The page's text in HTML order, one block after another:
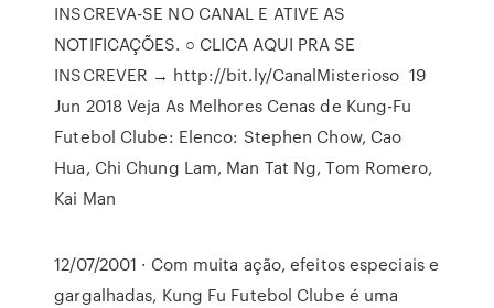
INSCREVA-SE NO CANAL E ATIVE AS
NOTIFICAÇÕES. ○ CLICA AQUI PRA SE
INSCREVER → http://bit.ly/CanalMisterioso 19
Jun 2018 Veja As Melhores Cenas de Kung-Fu
Futebol Clube: Elenco: Stephen Chow, Cao
Hua, Chi Chung Lam, Man Tat Ng, Tom Romero,
Kai Man
12/07/2001 · Com muita ação, efeitos especiais e
gargalhadas, Kung Fu Futebol Clube é uma